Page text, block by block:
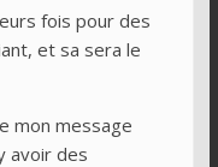
fois pour des
et sa sera le
mon message
avoir des